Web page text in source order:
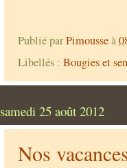
Publié parPimousseà
Libellés : Bougies et
samedi 25 août 2012
Nos